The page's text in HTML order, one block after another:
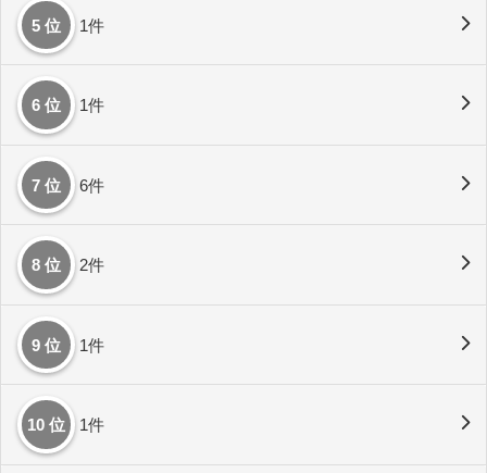
5 位 1件
6 位 1件
7 位 6件
8 位 2件
9 位 1件
10 位 1件